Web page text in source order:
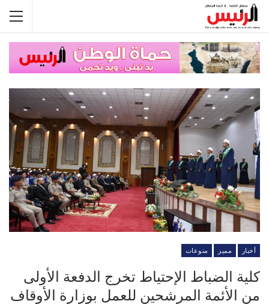
أخبار مميز منوعات
كلية الضباط الإحتياط تخرج الدفعة الأولى
من الأئمة المرشحين للعمل بوزارة الأوقاف